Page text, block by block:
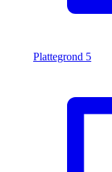
Plattegrond 5